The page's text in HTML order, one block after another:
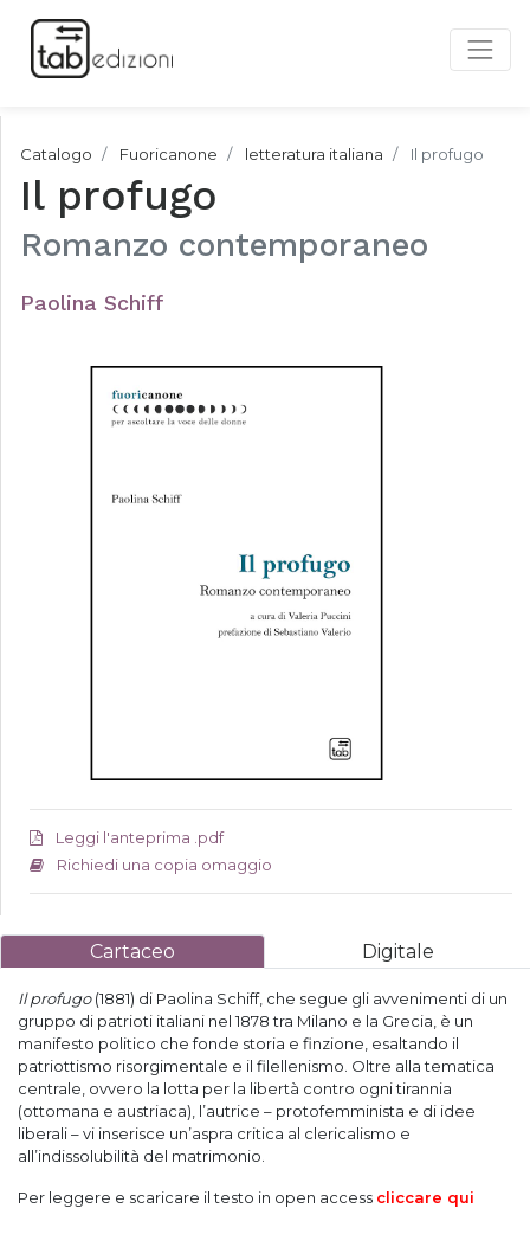
Catalogo Fuoricanone letteratura italiana Il profugo
Il profugo
Romanzo contemporaneo
Paolina Schiff
Leggi l'anteprima .pdf
Richiedi una copia omaggio
Cartaceo Digitale
Il profugo(1881) di Paolina Schiff, che segue gli avvenimenti di un
gruppo di patrioti italiani nel 1878 tra Milano e la Grecia, è un
manifesto politico che fonde storia e finzione, esaltando il
patriottismo risorgimentale e il filellenismo. Oltre alla tematica
centrale, ovvero la lotta per la libertà contro ogni tirannia
(ottomana e austriaca), l’autrice – protofemminista e di idee
liberali – vi inserisce un’aspra critica al clericalismo e
all’indissolubilità del matrimonio.
Per leggere e scaricare il testo in open access cliccare qui